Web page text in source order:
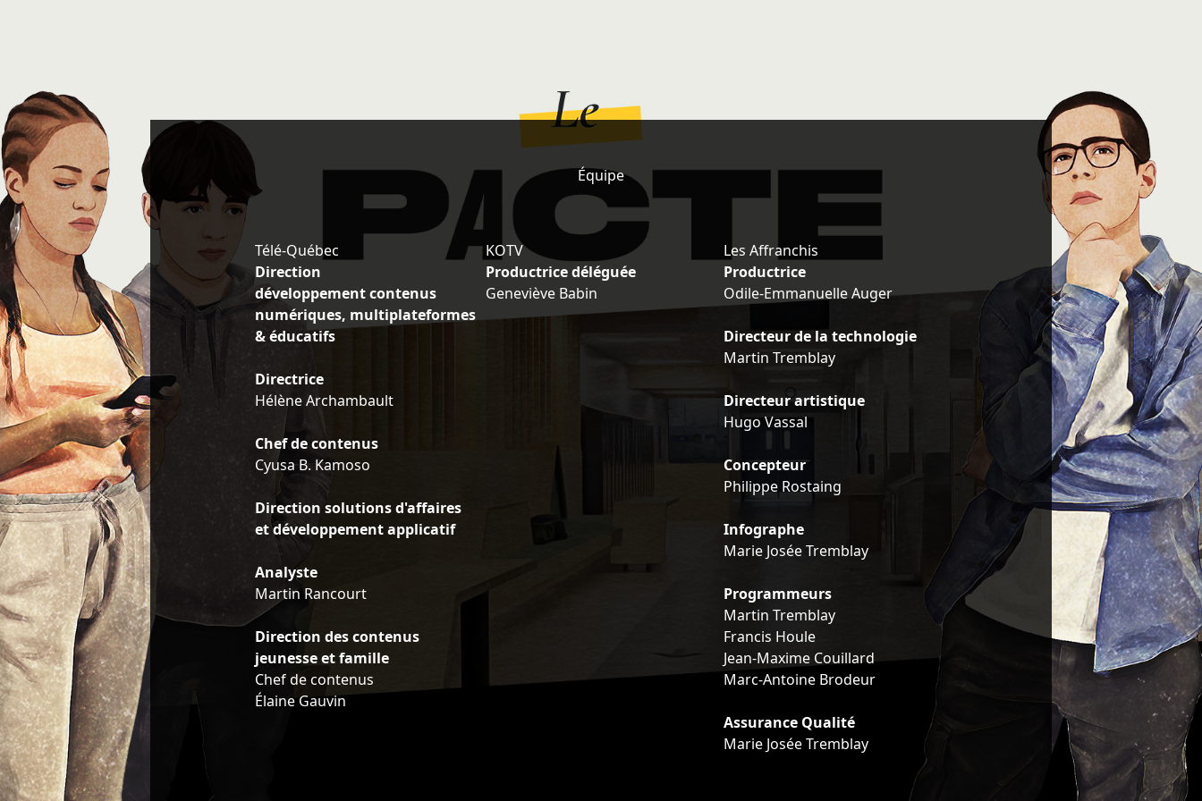
Équipe
Télé-Québec
Direction
développement contenus
numériques, multiplateformes
& éducatifs
Directrice
Hélène Archambault
Chef de contenus
Cyusa B. Kamoso
Direction solutions d'affaires
et développement applicatif
Analyste
Martin Rancourt
Direction des contenus
jeunesse et famille
Chef de contenus
Élaine Gauvin
KOTV
Productrice déléguée
Geneviève Babin
Les Affranchis
Productrice
Odile-Emmanuelle Auger
Directeur de la technologie
Martin Tremblay
Directeur artistique
Hugo Vassal
Concepteur
Philippe Rostaing
Infographe
Marie Josée Tremblay
Programmeurs
Martin Tremblay
Francis Houle
Jean-Maxime Couillard
Marc-Antoine Brodeur
Assurance Qualité
Marie Josée Tremblay